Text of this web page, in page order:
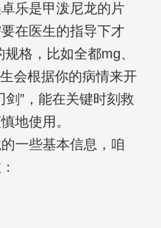
乐是甲泼尼龙的片
在医生的指导下才
格，比如全都mg、
会根据你的病情来开
剑”，能在关键时刻救
地使用。
一些基本信息，咱